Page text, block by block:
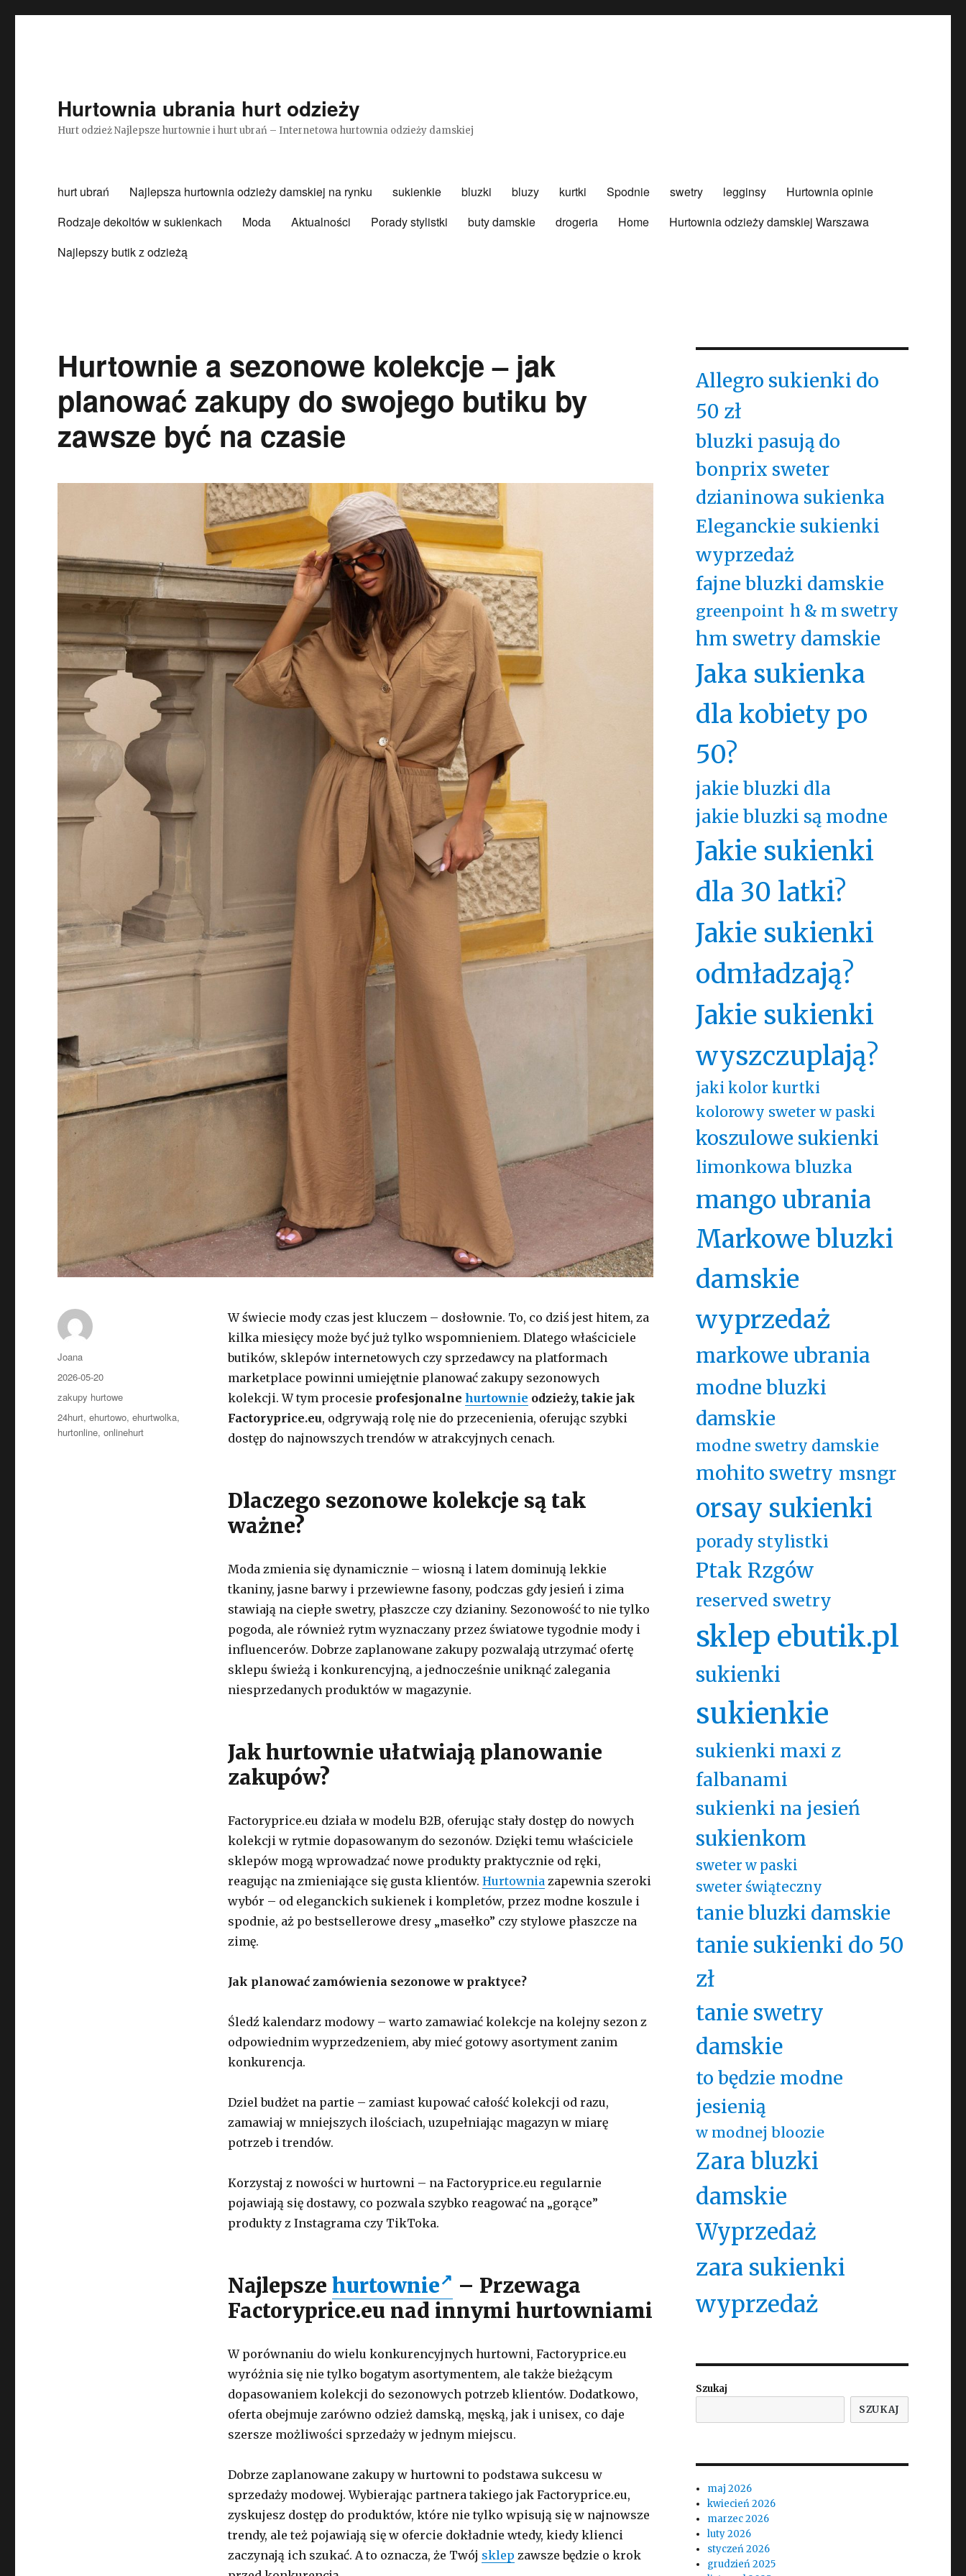
Hurtownia ubrania hurt odzieży
Hurt odzież Najlepsze hurtownie i hurt ubrań – Internetowa hurtownia odzieży damskiej
hurt ubrań Najlepsza hurtownia odzieży damskiej na rynku sukienkie bluzki bluzy kurtki Spodnie swetry legginsy
Hurtownia opinie
Rodzaje dekoltów w sukienkach
Moda Aktualności Porady stylistki buty damskie drogeria Home
Hurtownia odzieży damskiej Warszawa
Najlepszy butik z odzieżą
Hurtownie a sezonowe kolekcje – jak
planować zakupy do swojego butiku by
zawsze być na czasie
W świecie mody czas jest kluczem – dosłownie. To, co dziś jest hitem, za
kilka miesięcy może być już tylko wspomnieniem. Dlatego właściciele
butików, sklepów internetowych czy sprzedawcy na platformach
marketplace powinni umiejętnie planować zakupy sezonowych
kolekcji. W tym procesie profesjonalne hurtownie odzieży, takie jak
Factoryprice.eu, odgrywają rolę nie do przecenienia, oferując szybki
dostęp do najnowszych trendów w atrakcyjnych cenach.
Dlaczego sezonowe kolekcje są tak
ważne?
Moda zmienia się dynamicznie – wiosną i latem dominują lekkie
tkaniny, jasne barwy i przewiewne fasony, podczas gdy jesień i zima
stawiają na ciepłe swetry, płaszcze czy dzianiny. Sezonowość to nie tylko
pogoda, ale również rytm wyznaczany przez światowe tygodnie mody i
influencerów. Dobrze zaplanowane zakupy pozwalają utrzymać ofertę
sklepu świeżą i konkurencyjną, a jednocześnie uniknąć zalegania
niesprzedanych produktów w magazynie.
Jak hurtownie ułatwiają planowanie
zakupów?
Factoryprice.eu działa w modelu B2B, oferując stały dostęp do nowych
kolekcji w rytmie dopasowanym do sezonów. Dzięki temu właściciele
sklepów mogą wprowadzać nowe produkty praktycznie od ręki,
reagując na zmieniające się gusta klientów. Hurtownia zapewnia szeroki
wybór – od eleganckich sukienek i kompletów, przez modne koszule i
spodnie, aż po bestsellerowe dresy „masełko” czy stylowe płaszcze na
zimę.
Jak planować zamówienia sezonowe w praktyce?
Śledź kalendarz modowy – warto zamawiać kolekcje na kolejny sezon z
odpowiednim wyprzedzeniem, aby mieć gotowy asortyment zanim
konkurencja.
Dziel budżet na partie – zamiast kupować całość kolekcji od razu,
zamawiaj w mniejszych ilościach, uzupełniając magazyn w miarę
potrzeb i trendów.
Korzystaj z nowości w hurtowni – na Factoryprice.eu regularnie
pojawiają się dostawy, co pozwala szybko reagować na „gorące”
produkty z Instagrama czy TikToka.
Najlepsze hurtownie
– Przewaga
Factoryprice.eu nad innymi hurtowniami
W porównaniu do wielu konkurencyjnych hurtowni, Factoryprice.eu
wyróżnia się nie tylko bogatym asortymentem, ale także bieżącym
dopasowaniem kolekcji do sezonowych potrzeb klientów. Dodatkowo,
oferta obejmuje zarówno odzież damską, męską, jak i unisex, co daje
szersze możliwości sprzedaży w jednym miejscu.
Dobrze zaplanowane zakupy w hurtowni to podstawa sukcesu w
sprzedaży modowej. Wybierając partnera takiego jak Factoryprice.eu,
zyskujesz dostęp do produktów, które nie tylko wpisują się w najnowsze
trendy, ale też pojawiają się w ofercie dokładnie wtedy, kiedy klienci
zaczynają ich szukać. A to oznacza, że Twój sklep zawsze będzie o krok
Autor
Joana
Opublikowano
2026-05-20
Kategorie
zakupy hurtowe
Tagi
24hurt,ehurtowo,ehurtwolka,
hurtonline,onlinehurt
Allegro sukienki do
50 zł
bluzki pasują do
bonprix sweter
dzianinowa sukienka
Eleganckie sukienki
wyprzedaż
fajne bluzki damskie
greenpoint h & m swetry
hm swetry damskie
Jaka sukienka
dla kobiety po
50?
jakie bluzki dla
jakie bluzki są modne
Jakie sukienki
dla 30 latki?
Jakie sukienki
odmładzają?
Jakie sukienki
wyszczuplają?
jaki kolor kurtki
kolorowy sweter w paski
koszulowe sukienki
limonkowa bluzka
mango ubrania
Markowe bluzki
damskie
wyprzedaż
markowe ubrania
modne bluzki
damskie
modne swetry damskie
mohito swetry msngr
orsay sukienki
porady stylistki
Ptak Rzgów
reserved swetry
sklep ebutik.pl
sukienki
sukienkie
sukienki maxi z
falbanami
sukienki na jesień
sukienkom
sweter w paski
sweter świąteczny
tanie bluzki damskie
tanie sukienki do 50
zł
tanie swetry
damskie
to będzie modne
jesienią
w modnej bloozie
Zara bluzki
damskie
Wyprzedaż
zara sukienki
wyprzedaż
Szukaj
SZUKAJ
maj 2026
kwiecień 2026
marzec 2026
luty 2026
styczeń 2026
grudzień 2025